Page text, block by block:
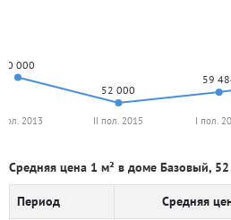
70 000
52 000
59
2013 II пол. 2015 I пол.
Средняя цена 1 м² в доме Базовый,
Период Средняя